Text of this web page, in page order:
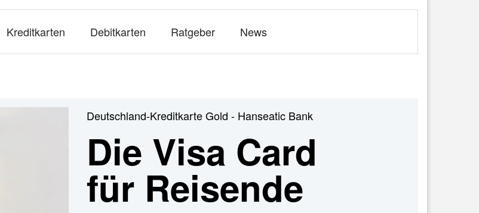
Kreditkarten Debitkarten Ratgeber News
Deutschland-Kreditkarte Gold - Hanseatic Bank
Die Visa Card
für Reisende